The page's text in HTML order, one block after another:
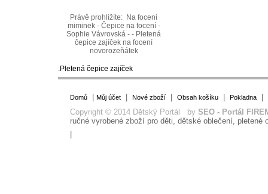
Právě prohlížíte: Na focení
miminek - Čepice na focení -
Sophie Vávrovská - - Pletená
čepice zajíček na focení
novorozeňátek
.Pletená čepice zajíček
Domů| Můj účet| Nové zboží| Obsah košíku| Pokladna|
Copyright © 2014 Dětský Portál by SEO - Portál
ručné vyrobené zboží pro děti, dětské oblečení, pletené